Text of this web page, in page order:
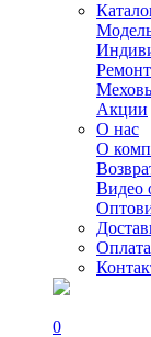
Акции
О нас
О
Видео
Оплата
0